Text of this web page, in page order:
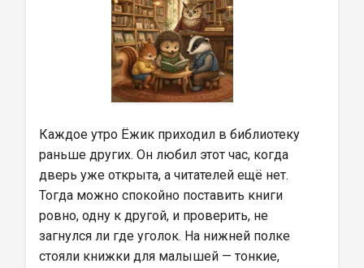
Каждое утро Ёжик приходил в библиотеку
раньше других. Он любил этот час, когда
дверь уже открыта, а читателей ещё нет.
Тогда можно спокойно поставить книги
ровно, одну к другой, и проверить, не
загнулся ли где уголок. На нижней полке
стояли книжки для малышей — тонкие,